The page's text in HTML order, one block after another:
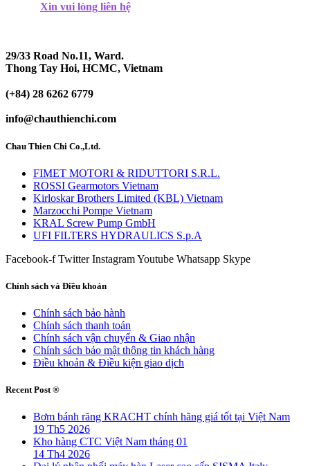
Xin vui lòng liên hệ
29/33 Road No.11, Ward.
Thong Tay Hoi, HCMC, Vietnam
(+84) 28 6262 6779
info@chauthienchi.com
Chau Thien Chi Co.,Ltd.
FIMET MOTORI & RIDUTTORI S.R.L.
ROSSI Gearmotors Vietnam
Kirloskar Brothers Limited (KBL) Vietnam
Marzocchi Pompe Vietnam
KRAL Screw Pump GmbH
UFI FILTERS HYDRAULICS S.p.A
Facebook-f Twitter InstagramYoutube Whatsapp Skype
Chính sách và Điều khoản
Chính sách bảo hành
Chính sách thanh toán
Chính sách vận chuyển & Giao nhận
Chính sách bảo mật thông tin khách hàng
Điều khoản & Điều kiện giao dịch
Recent Post ®
Bơm bánh răng KRACHT chính hãng giá tốt tại Việt Nam
19 Th5 2026
Kho hàng CTC Việt Nam tháng 01
14 Th4 2026